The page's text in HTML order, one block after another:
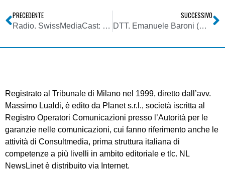
PRECEDENTE
Radio. SwissMediaCast: il principale operatore DAB+ svizzero apre agli italiani. Cosa sta dietro l’iniziativa che sta facendo parlare?
SUCCESSIVO
DTT. Emanuele Baroni (Rubidia): jump fenomeno esclusivamente italiano dove HBBTV è divenuta prototipo del DVB-I. Lo stato dell’evoluzione
Registrato al Tribunale di Milano nel 1999, diretto dall’avv.
Massimo Lualdi, è edito da Planet s.r.l., società iscritta al
Registro Operatori Comunicazioni presso l’Autorità per le
garanzie nelle comunicazioni, cui fanno riferimento anche le
attività di Consultmedia, prima struttura italiana di
competenze a più livelli in ambito editoriale e tlc. NL
NewsLinet è distribuito via Internet.